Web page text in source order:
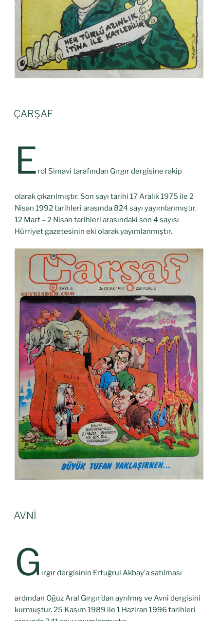
ÇARŞAF
E rol Simavi tarafından Gırgır dergisine rakip
olarak çıkarılmıştır. Son sayı tarihi 17 Aralık 1975 ile 2
Nisan 1992 tarihleri arasında 824 sayı yayımlanmıştır.
12 Mart – 2 Nisan tarihleri arasındaki son 4 sayısı
Hürriyet gazetesinin eki olarak yayımlanmıştır.
AVNİ
G ırgır dergisinin Ertuğrul Akbay’a satılması
ardından Oğuz Aral Gırgır’dan ayrılmış ve Avni dergisini
kurmuştur. 25 Kasım 1989 ile 1 Haziran 1996 tarihleri